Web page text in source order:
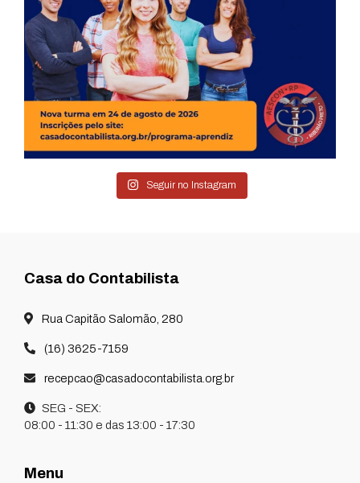
Seguir no Instagram
Casa do Contabilista
Rua Capitão Salomão, 280
(16) 3625-7159
recepcao@casadocontabilista.org.br
SEG - SEX:
08:00 - 11:30 e das 13:00 - 17:30
Menu